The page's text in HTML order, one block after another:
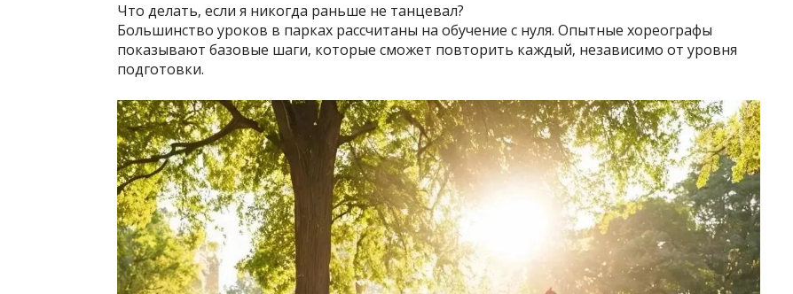
Что делать‚ если я никогда раньше не танцевал?
Большинство уроков в парках рассчитаны на обучение с нуля. Опытные хореографы
показывают базовые шаги‚ которые сможет повторить каждый‚ независимо от уровня
подготовки.